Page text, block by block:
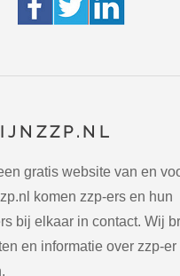
gratis website van en
komen zzp-ers en hun
bij elkaar in contact. Wij
en informatie over zzp-er